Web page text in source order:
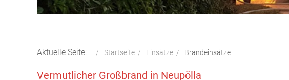
Aktuelle Seite: Startseite Einsätze Brandeinsätze
Vermutlicher Großbrand in Neupölla